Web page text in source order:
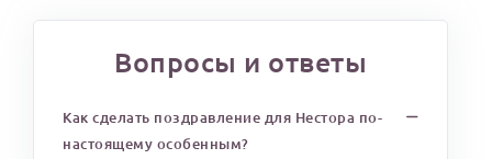
Вопросы и ответы
Как сделать поздравление для Нестора по-
настоящему особенным?